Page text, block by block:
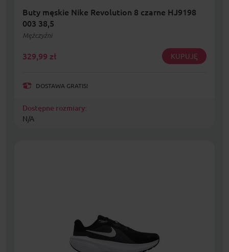
Buty męskie Nike Revolution 8 czarne HJ9198
003 38,5
Mężczyźni
329,99 zł KUPUJĘ
DOSTAWA GRATIS!
Dostępne rozmiary:
N/A